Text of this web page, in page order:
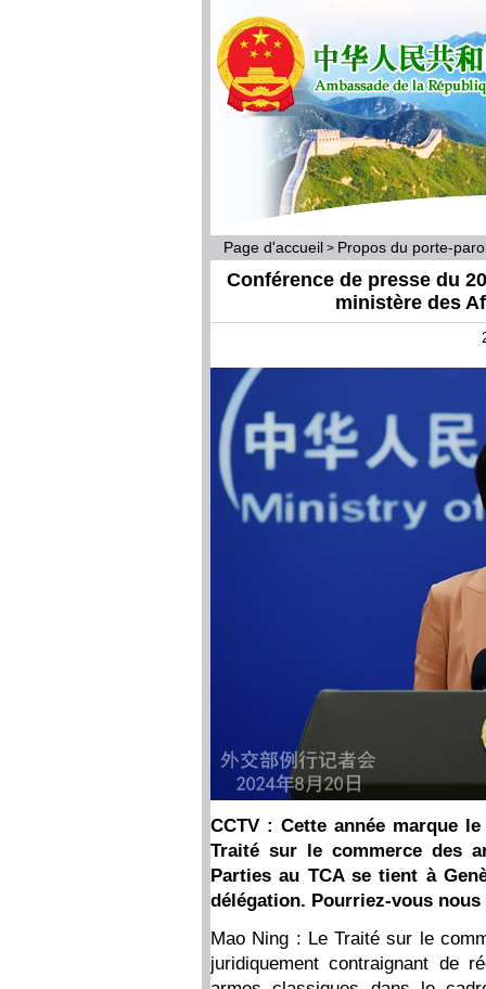
Page d'accueil > Propos du porte-
Conférence de presse du
ministère des
CCTV : Cette année marque
Traité sur le commerce des
Parties au TCA se tient à
délégation. Pourriez-vous
Mao Ning : Le Traité sur le
juridiquement contraignant de